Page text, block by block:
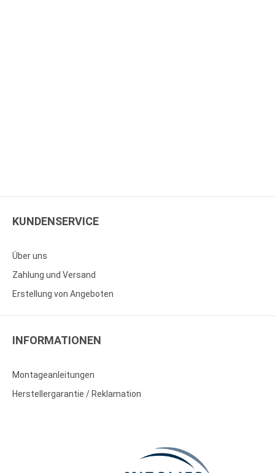
KUNDENSERVICE
Über uns
Zahlung und Versand
Erstellung von Angeboten
INFORMATIONEN
Montageanleitungen
Herstellergarantie / Reklamation